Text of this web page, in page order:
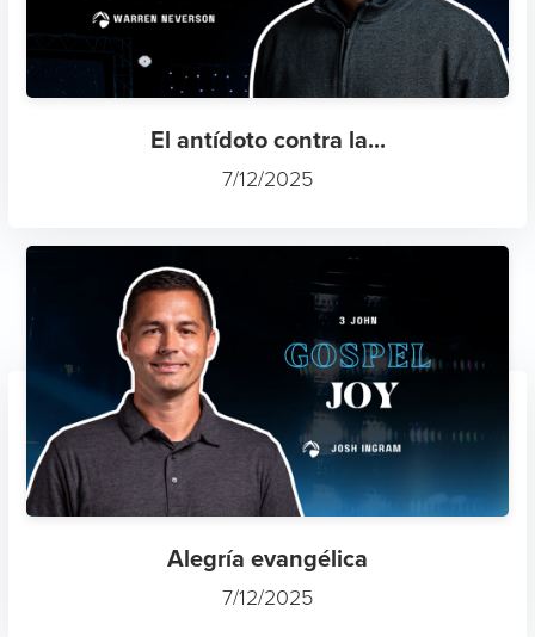
El antídoto contra la...
7/12/2025
Alegría evangélica
7/12/2025